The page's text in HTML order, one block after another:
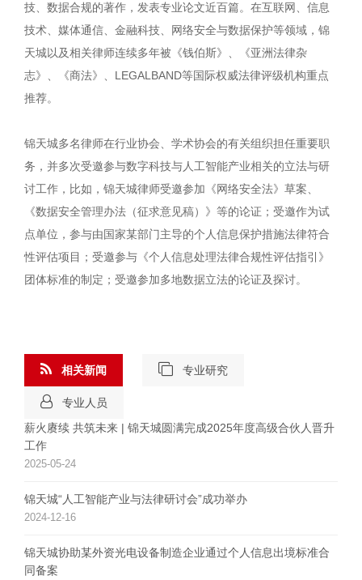
技、数据合规的著作，发表专业论文近百篇。在互联网、信息
技术、媒体通信、金融科技、网络安全与数据保护等领域，锦
天城以及相关律师连续多年被《钱伯斯》、《亚洲法律杂
志》、《商法》、LEGALBAND等国际权威法律评级机构重点
推荐。
锦天城多名律师在行业协会、学术协会的有关组织担任重要职
务，并多次受邀参与数字科技与人工智能产业相关的立法与研
讨工作，比如，锦天城律师受邀参加《网络安全法》草案、
《数据安全管理办法（征求意见稿）》等的论证；受邀作为试
点单位，参与由国家某部门主导的个人信息保护措施法律符合
性评估项目；受邀参与《个人信息处理法律合规性评估指引》
团体标准的制定；受邀参加多地数据立法的论证及探讨。
相关新闻
薪火赓续 共筑未来 | 锦天城圆满完成2025年度高级合伙人晋升
工作
2025-05-24
锦天城“人工智能产业与法律研讨会”成功举办
2024-12-16
锦天城协助某外资光电设备制造企业通过个人信息出境标准合
同备案
专业研究
专业人员